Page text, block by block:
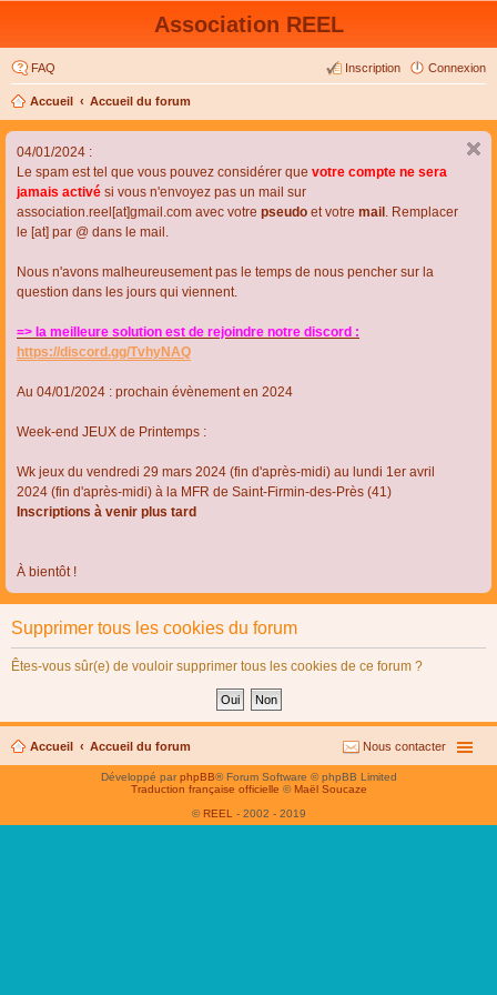
Association REEL
FAQ Connexion
Inscription
Accueil Accueil du forum
04/01/2024 :
Le spam est tel que vous pouvez considérer que votre compte ne sera
jamais activé si vous n'envoyez pas un mail sur
association.reel[at]gmail.com avec votre pseudo et votre mail . Remplacer
le [at] par @ dans le mail.
Nous n'avons malheureusement pas le temps de nous pencher sur la
question dans les jours qui viennent.
=> la meilleure solution est de rejoindre notre discord :
https://discord.gg/TvhyNAQ
Au 04/01/2024 : prochain évènement en 2024
Week-end JEUX de Printemps :
Wk jeux du vendredi 29 mars 2024 (fin d'après-midi) au lundi 1er avril
2024 (fin d'après-midi) à la MFR de Saint-Firmin-des-Près (41)
Inscriptions à venir plus tard
À bientôt !
Supprimer tous les cookies du forum
Êtes-vous sûr(e) de vouloir supprimer tous les cookies de ce forum ?
Accueil Accueil du forum Nous contacter
Développé parphpBB® Forum Software © phpBB Limited
Traduction française officielle © Maël Soucaze
© REEL - 2002 - 2019